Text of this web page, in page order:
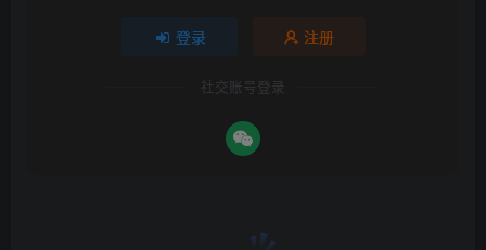
登录 注册
社交账号登录